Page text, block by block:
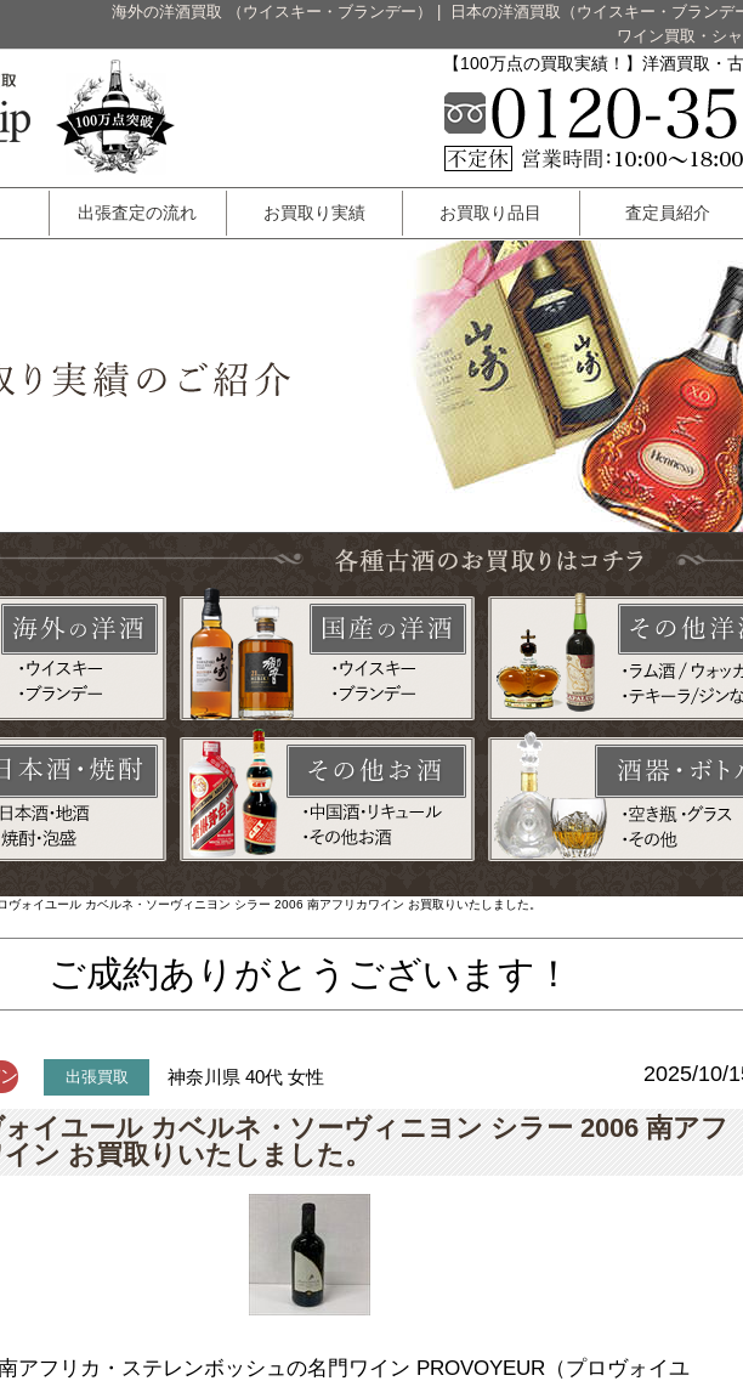
海外の洋酒買取 （ウイスキー・ブランデー） 日本の洋酒買取（ウイスキー・ブランデ
ワイン買取・シ
【100万点の買取実績！】洋酒買取・
出張査定の流れ お買取り実績 お買取り品目 査定員紹介
ヴォイユール カベルネ・ソーヴィニヨン シラー 2006 南アフリカワイン お買取りいたしました。
ご成約ありがとうございます！
出張買取 神奈川県 40代 女性 2025/10/
イユール カベルネ・ソーヴィニヨン シラー 2006 南アフ
ン お買取りいたしました。
アフリカ・ステレンボッシュの名門ワイン PROVOYEUR（プロヴォイユ